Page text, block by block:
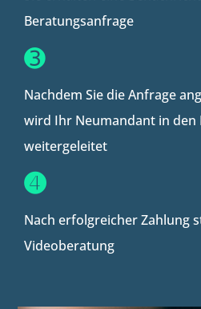
Beratungsanfrage
➌
Nachdem Sie die Anfrage
wird Ihr Neumandant in den
weitergeleitet
➍
Nach erfolgreicher Zahlung
Videoberatung